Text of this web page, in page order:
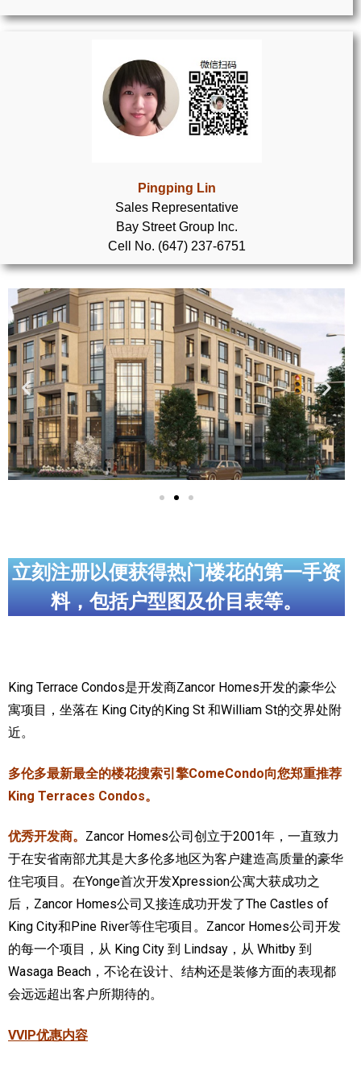
奥克维尔楼花项目
列治文山楼花项目
新居民
留学生指南
实用链接
加拿大房地产网站
大多伦多教育网站
大多伦多医疗机构
加拿大银行贷款机构
地产杂谈
走近加拿大
加拿大的历史文化
加拿大社会保险系统
安大略省免费医疗保险
吃货眼中的加拿大地图
Pingping Lin
Sales Representative
Bay Street Group Inc.
Cell No. (647) 237-6751
立刻注册以便获得热门楼花的第一手资
料，包括户型图及价目表等。
King Terrace Condos是开发商Zancor Homes开发的豪华公
寓项目，坐落在 King City的King St 和William St的交界处附
近。
多伦多最新最全的楼花搜索引擎ComeCondo向您郑重推荐
King Terraces Condos。
优秀开发商。 Zancor Homes公司创立于2001年，一直致力
于在安省南部尤其是大多伦多地区为客户建造高质量的豪华
住宅项目。在Yonge首次开发Xpression公寓大获成功之
后，Zancor Homes公司又接连成功开发了The Castles of
King City和Pine River等住宅项目。Zancor Homes公司开发
的每一个项目，从 King City 到 Lindsay，从 Whitby 到
Wasaga Beach，不论在设计、结构还是装修方面的表现都
会远远超出客户所期待的。
VVIP优惠内容